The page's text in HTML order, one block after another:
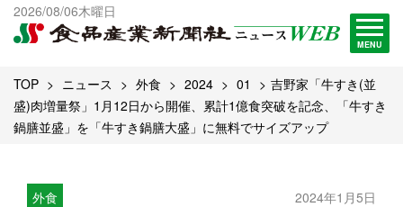
2026/08/06木曜日
MENU
出版物一覧へ
試読・購読申し込み
TOP ニュース 外食 2024 01
吉野家「牛すき(並
盛)肉増量祭」1月12日から開催、累計1億食突破を記念、「牛すき
鍋膳並盛」を「牛すき鍋膳大盛」に無料でサイズアップ
外食 2024年1月5日